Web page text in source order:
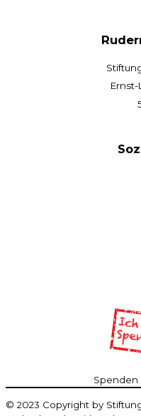
Spenden
© 2023 Copyright by